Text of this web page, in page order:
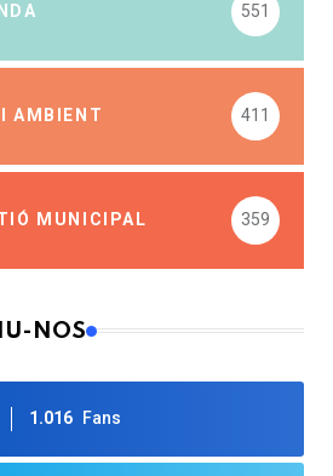
551
AMBIENT 411
MUNICIPAL 359
NOS
1.016 Fans